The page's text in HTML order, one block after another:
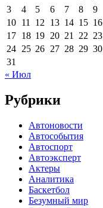
3
4 5 6 7 8
9
10 11 12 13 14 15 16
17 18 19 20 21 22 23
24 25 26 27 28 29 30
31
« Июл
Рубрики
Автоновости
Автособытия
Автоспорт
Автоэксперт
Актеры
Аналитика
Баскетбол
Безумный мир